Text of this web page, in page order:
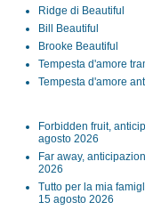
Ridge di Beautiful
Bill Beautiful
Brooke Beautiful
Tempesta d'amore
Tempesta d'amore
Forbidden fruit,
agosto 2026
Far away,
2026
Tutto per la mia
15 agosto 2026